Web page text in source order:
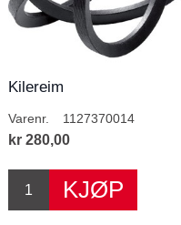
Kilereim
Varenr. 1127370014
kr 280,00